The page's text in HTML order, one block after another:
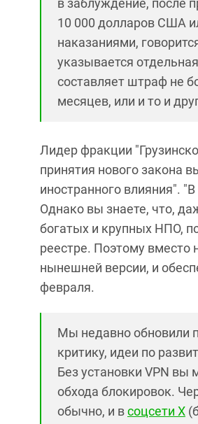
в заблуждение, после
10 000 долларов США
наказаниями,
указывается
составляет штраф не
месяцев, или и то и
Лидер фракции
принятия нового закона
иностранного влияния".
Однако вы знаете, что,
богатых и крупных НПО,
реестре. Поэтому
нынешней версии, и
февраля.
Мы недавно обновили
критику, идеи по
Без установки VPN вы
обхода блокировок.
обычно, и всоцсети X